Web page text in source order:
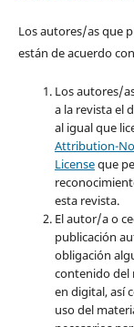
Los autores/as que
están de acuerdo
Los autores/
a la revista el
al igual que
Attribution-
Licenseque
esta revista.
El autor/a o
publicación
obligación
contenido del
en digital, así
uso del